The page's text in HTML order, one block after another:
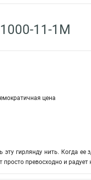
11-1M
цена
эту гирлянду нить. Когда
превосходно и